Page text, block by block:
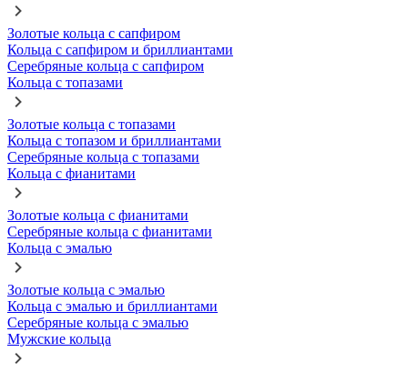
Золотые кольца с сапфиром
Кольца с сапфиром и бриллиантами
Серебряные кольца с сапфиром
Кольца с топазами
Золотые кольца с топазами
Кольца с топазом и бриллиантами
Серебряные кольца с топазами
Кольца с фианитами
Золотые кольца с фианитами
Серебряные кольца с фианитами
Кольца с эмалью
Золотые кольца с эмалью
Кольца с эмалью и бриллиантами
Серебряные кольца с эмалью
Мужские кольца